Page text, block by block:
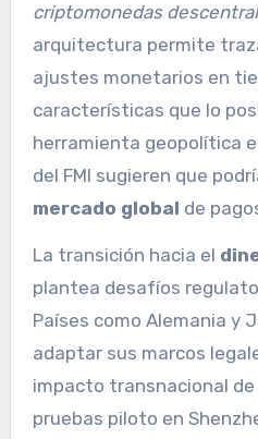
criptomonedas
arquitectura permite
ajustes monetarios en
características que lo
herramienta geopolítica
del FMI sugieren que
mercado global de
La transición hacia el
plantea desafíos
Países como Alemania y
adaptar sus marcos
impacto transnacional
pruebas piloto en